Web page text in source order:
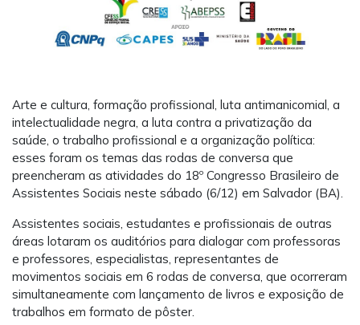
Arte e cultura, formação profissional, luta antimanicomial, a
intelectualidade negra, a luta contra a privatização da
saúde, o trabalho profissional e a organização política:
esses foram os temas das rodas de conversa que
preencheram as atividades do 18º Congresso Brasileiro de
Assistentes Sociais neste sábado (6/12) em Salvador (BA).
Assistentes sociais, estudantes e profissionais de outras
áreas lotaram os auditórios para dialogar com professoras
e professores, especialistas, representantes de
movimentos sociais em 6 rodas de conversa, que ocorreram
simultaneamente com lançamento de livros e exposição de
trabalhos em formato de pôster.